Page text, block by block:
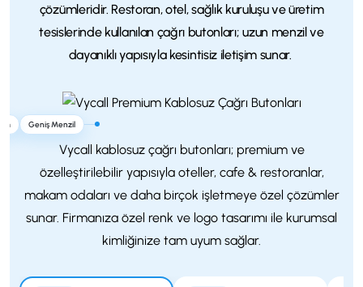
çözümleridir. Restoran, otel, sağlık kuruluşu ve üretim
tesislerinde kullanılan çağrı butonları; uzun menzil ve
dayanıklı yapısıyla kesintisiz iletişim sunar.
Geniş Menzil
Vycall kablosuz çağrı butonları; premium ve
özelleştirilebilir yapısıyla oteller, cafe & restoranlar,
makam odaları ve daha birçok işletmeye özel çözümler
sunar. Firmanıza özel renk ve logo tasarımı ile kurumsal
kimliğinize tam uyum sağlar.